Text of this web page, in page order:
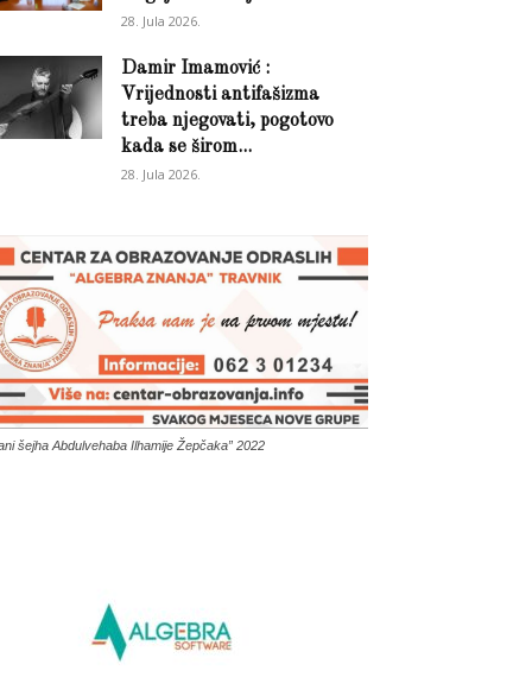
28. Jula 2026.
Damir Imamović :
Vrijednosti antifašizma
treba njegovati, pogotovo
kada se širom...
28. Jula 2026.
šejha Abdulvehaba Ilhamije Žepčaka” 2022